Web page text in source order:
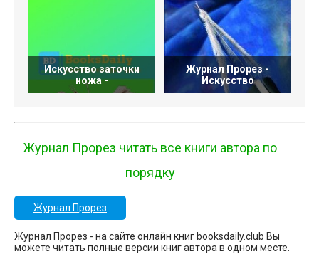
Искусство заточки
ножа -
Журнал Прорез -
Искусство
Журнал Прорез читать все книги автора по
порядку
Журнал Прорез
Журнал Прорез - на сайте онлайн книг booksdaily.club Вы
можете читать полные версии книг автора в одном месте.